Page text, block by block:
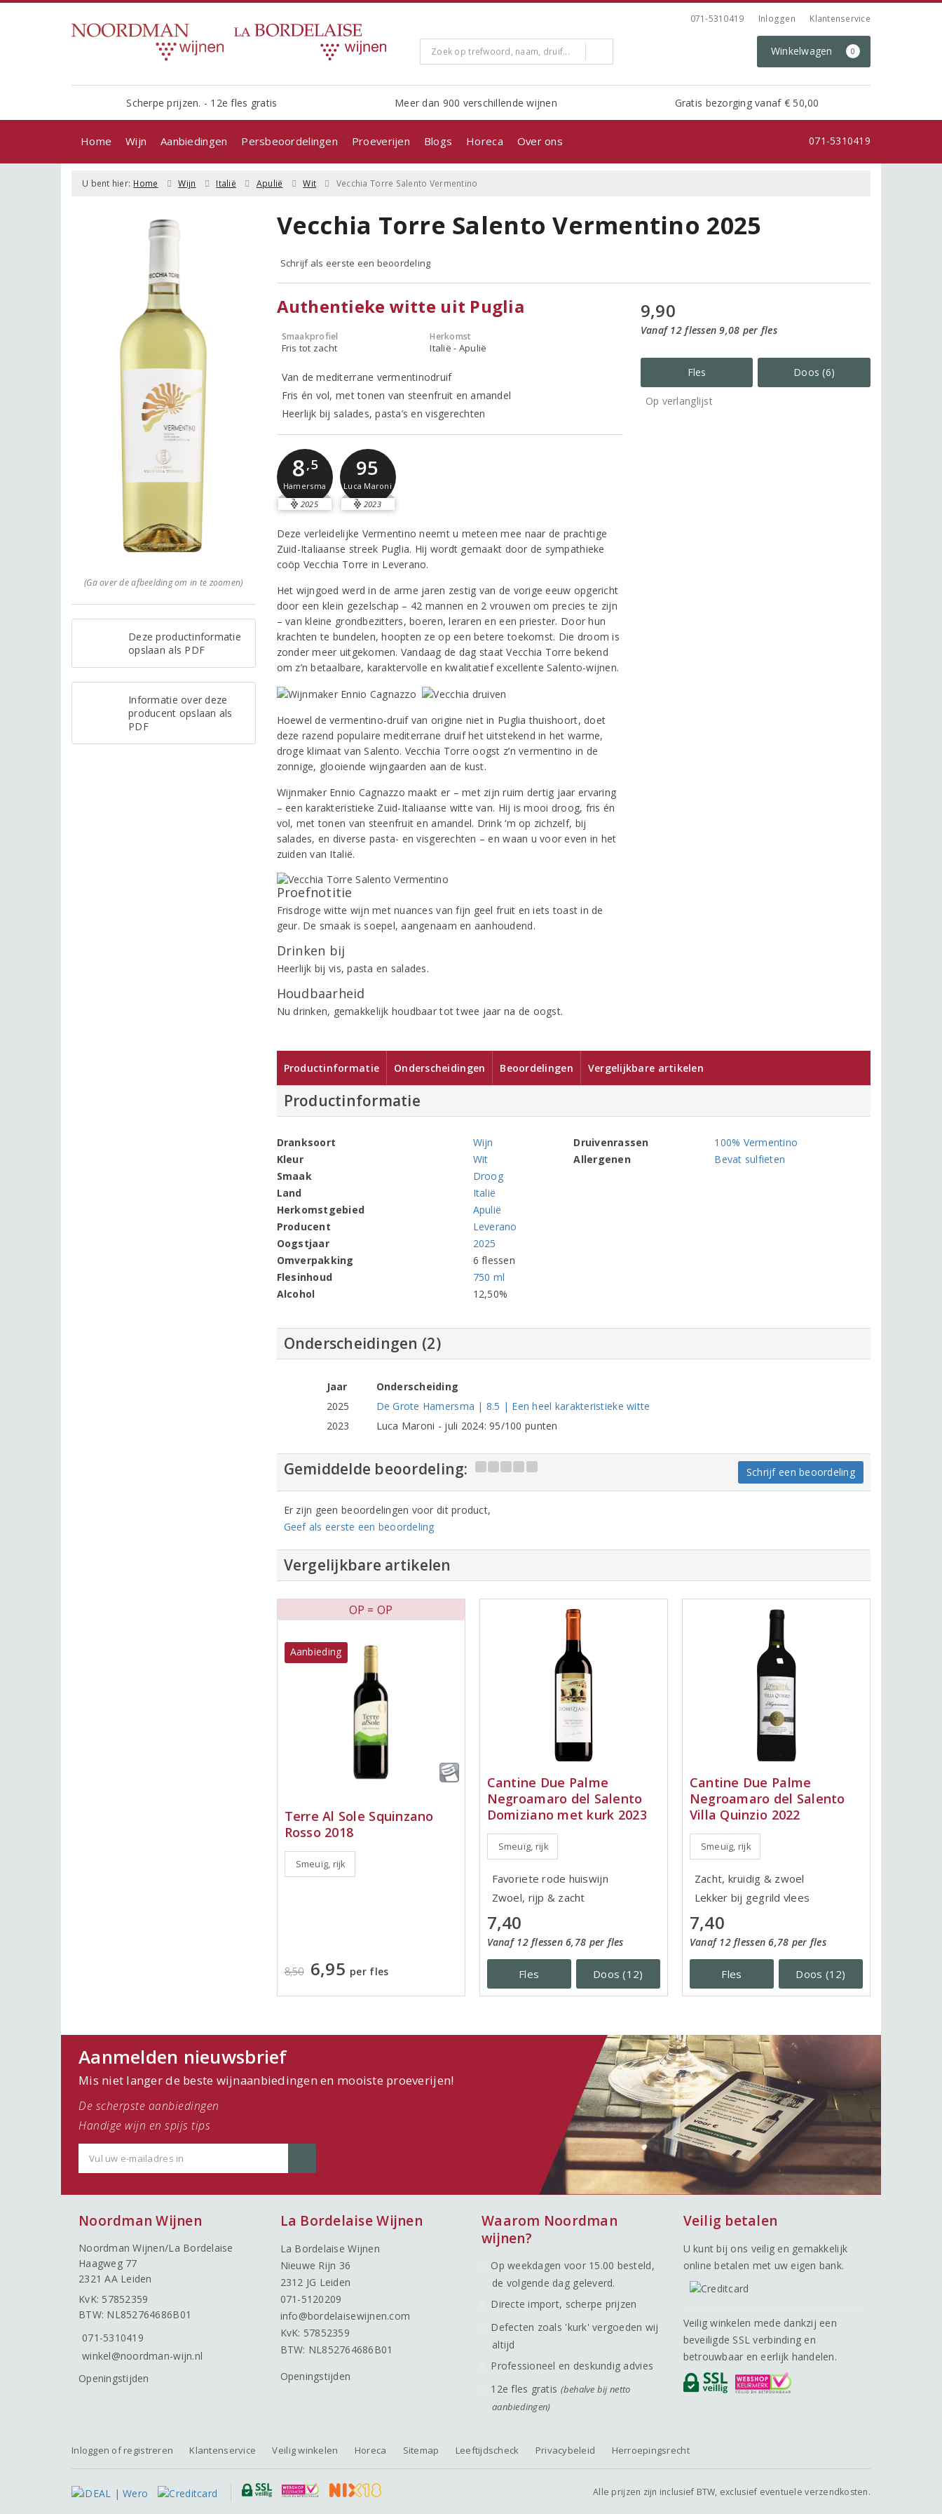
071-5310419 Inloggen Klantenservice
Winkelwagen 0
Scherpe prijzen. - 12e fles gratis Meer dan 900 verschillende wijnen Gratis bezorging vanaf € 50,00
Home Wijn Aanbiedingen Persbeoordelingen Proeverijen Blogs Horeca Over ons 071-5310419
U bent hier: Home Wijn Italië Apulië Wit Vecchia Torre Salento Vermentino
(Ga over de afbeelding om in te zoomen)
Deze productinformatie
opslaan als PDF
Informatie over deze
producent opslaan als
PDF
Vecchia Torre Salento Vermentino 2025
Schrijf als eerste een beoordeling
Authentieke witte uit Puglia
Smaakprofiel
Fris tot zacht
Herkomst
Italië - Apulië
Van de mediterrane vermentinodruif
Fris én vol, met tonen van steenfruit en amandel
Heerlijk bij salades, pasta’s en visgerechten
8,5
Hamersma
2025
95
Luca Maroni
2023
Deze verleidelijke Vermentino neemt u meteen mee naar de prachtige
Zuid-Italiaanse streek Puglia. Hij wordt gemaakt door de sympathieke
coöp Vecchia Torre in Leverano.
Het wijngoed werd in de arme jaren zestig van de vorige eeuw opgericht
door een klein gezelschap – 42 mannen en 2 vrouwen om precies te zijn
– van kleine grondbezitters, boeren, leraren en een priester. Door hun
krachten te bundelen, hoopten ze op een betere toekomst. Die droom is
zonder meer uitgekomen. Vandaag de dag staat Vecchia Torre bekend
om z’n betaalbare, karaktervolle en kwalitatief excellente Salento-wijnen.
Hoewel de vermentino-druif van origine niet in Puglia thuishoort, doet
deze razend populaire mediterrane druif het uitstekend in het warme,
droge klimaat van Salento. Vecchia Torre oogst z’n vermentino in de
zonnige, glooiende wijngaarden aan de kust.
Wijnmaker Ennio Cagnazzo maakt er – met zijn ruim dertig jaar ervaring
– een karakteristieke Zuid-Italiaanse witte van. Hij is mooi droog, fris én
vol, met tonen van steenfruit en amandel. Drink ‘m op zichzelf, bij
salades, en diverse pasta- en visgerechten – en waan u voor even in het
zuiden van Italië.
Proefnotitie
Frisdroge witte wijn met nuances van fijn geel fruit en iets toast in de
geur. De smaak is soepel, aangenaam en aanhoudend.
Drinken bij
Heerlijk bij vis, pasta en salades.
Houdbaarheid
Nu drinken, gemakkelijk houdbaar tot twee jaar na de oogst.
9,90
Vanaf 12 flessen 9,08 per fles
Fles Doos (6)
Op verlanglijst
Productinformatie Onderscheidingen Beoordelingen Vergelijkbare artikelen
Productinformatie
Dranksoort
Wijn
Kleur
Wit
Smaak
Droog
Land
Italië
Herkomstgebied
Apulië
Producent
Leverano
Oogstjaar
2025
Omverpakking
6 flessen
Flesinhoud
750 ml
Alcohol
12,50%
Druivenrassen
100% Vermentino
Allergenen
Bevat sulfieten
Onderscheidingen (2)
Jaar
Onderscheiding
2025
De Grote Hamersma | 8.5 | Een heel karakteristieke witte
2023
Luca Maroni - juli 2024: 95/100 punten
Gemiddelde beoordeling: Schrijf een beoordeling
Er zijn geen beoordelingen voor dit product,
Geef als eerste een beoordeling
Vergelijkbare artikelen
OP = OP
Aanbieding
Terre Al Sole Squinzano
Rosso 2018
Smeuïg, rijk
8,50 6,95 per fles
Cantine Due Palme
Negroamaro del Salento
Domiziano met kurk 2023
Smeuïg, rijk
Favoriete rode huiswijn
Zwoel, rijp & zacht
7,40
Vanaf 12 flessen 6,78 per fles
Fles Doos (12)
Cantine Due Palme
Negroamaro del Salento
Villa Quinzio 2022
Smeuïg, rijk
Zacht, kruidig & zwoel
Lekker bij gegrild vlees
7,40
Vanaf 12 flessen 6,78 per fles
Fles Doos (12)
Aanmelden nieuwsbrief
Mis niet langer de beste wijnaanbiedingen en mooiste proeverijen!
De scherpste aanbiedingen
Handige wijn en spijs tips
Noordman Wijnen
Noordman Wijnen/La Bordelaise
Haagweg 77
2321 AA Leiden
KvK: 57852359
BTW: NL852764686B01
071-5310419
winkel@noordman-wijn.nl
Openingstijden
La Bordelaise Wijnen
La Bordelaise Wijnen
Nieuwe Rijn 36
2312 JG Leiden
071-5120209
info@bordelaisewijnen.com
KvK: 57852359
BTW: NL852764686B01
Openingstijden
Waarom Noordman
wijnen?
Op weekdagen voor 15.00 besteld,
de volgende dag geleverd.
Directe import, scherpe prijzen
Defecten zoals 'kurk' vergoeden wij
altijd
Professioneel en deskundig advies
12e fles gratis (behalve bij netto
aanbiedingen)
Veilig betalen
U kunt bij ons veilig en gemakkelijk
online betalen met uw eigen bank.
Veilig winkelen mede dankzij een
beveiligde SSL verbinding en
betrouwbaar en eerlijk handelen.
Inloggen of registreren Klantenservice Veilig winkelen Horeca Sitemap Leeftijdscheck Privacybeleid Herroepingsrecht
Alle prijzen zijn inclusief BTW, exclusief eventuele verzendkosten.